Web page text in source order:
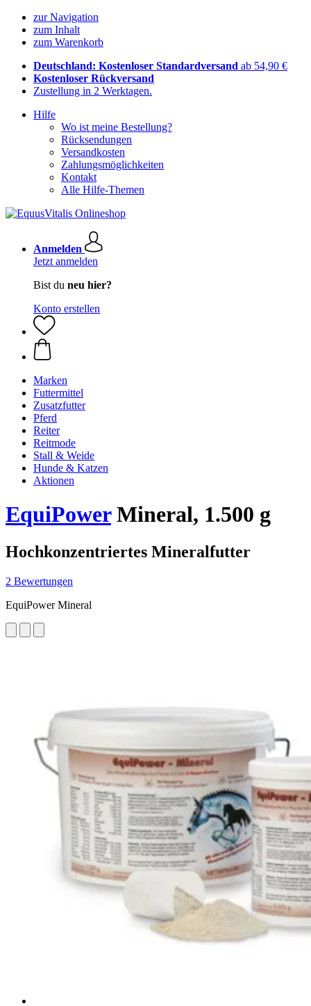
zur Navigation
zum Inhalt
zum Warenkorb
Deutschland: Kostenloser Standardversand ab 54,90 €
Kostenloser Rückversand
Zustellung in 2 Werktagen.
Hilfe
Wo ist meine Bestellung?
Rücksendungen
Versandkosten
Zahlungsmöglichkeiten
Kontakt
Alle Hilfe-Themen
Anmelden
Jetzt anmelden
Bist du neu hier?
Konto erstellen
Marken
Futtermittel
Zusatzfutter
Pferd
Reiter
Reitmode
Stall & Weide
Hunde & Katzen
Aktionen
EquiPowerMineral, 1.500 g
Hochkonzentriertes Mineralfutter
2 Bewertungen
EquiPower Mineral